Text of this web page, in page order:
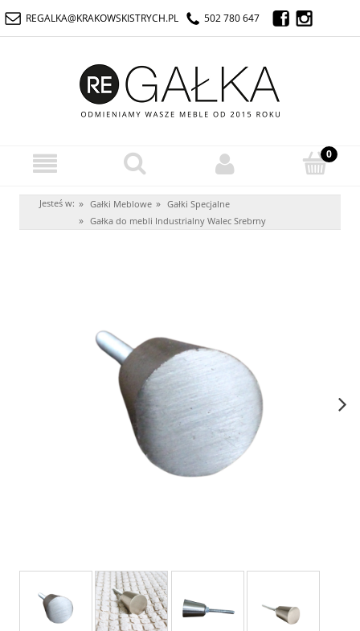
REGALKA@KRAKOWSKISTRYCH.PL 502 780 647
Jesteś w: » Gałki Meblowe » Gałki Specjalne
» Gałka do mebli Industrialny Walec Srebrny